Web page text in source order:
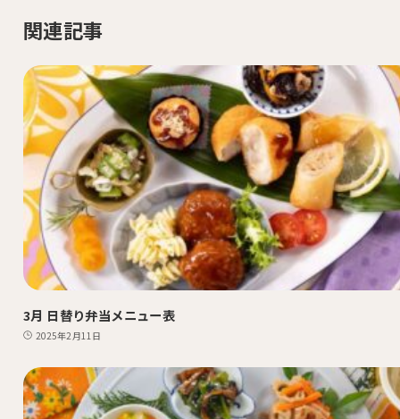
関連記事
3月 日替り弁当メニュー表
2025年2月11日